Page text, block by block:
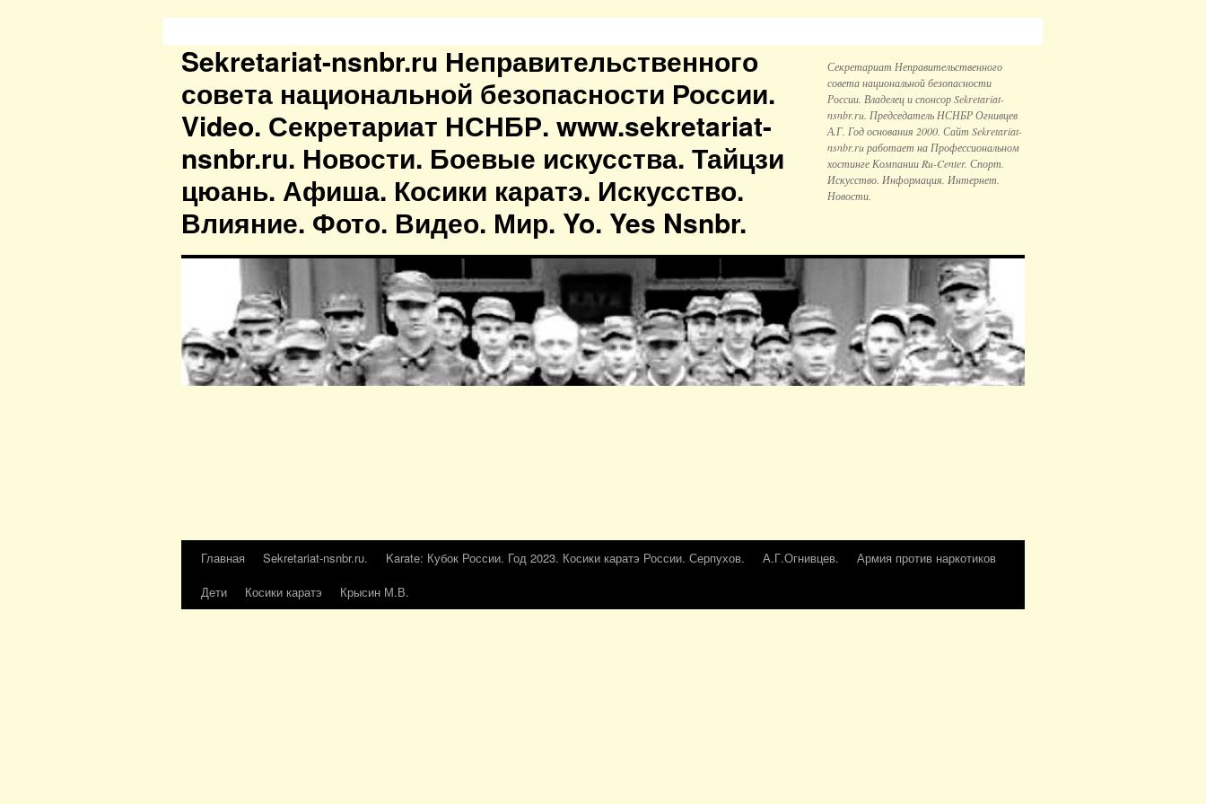
Sekretariat-nsnbr.ru Неправительственного
совета национальной безопасности России.
Video. Секретариат НСНБР. www.sekretariat-
nsnbr.ru. Новости. Боевые искусства. Тайцзи
цюань. Афиша. Косики каратэ. Искусство.
Влияние. Фото. Видео. Мир. Yo. Yes Nsnbr.
Секретариат Неправительственного
совета национальной безопаcности
России. Владелец и спонсор Sekretariat-
nsnbr.ru. Председатель НСНБР Огнивцев
А.Г. Год основания 2000. Сайт Sekretariat-
nsnbr.ru работает на Профессиональном
хостинге Компании Ru-Center. Спорт.
Искусство. Информация. Интернет.
Новости.
Главная Sekretariat-nsnbr.ru. Karate: Кубок России. Год 2023. Косики каратэ России. Серпухов. А.Г.Огнивцев.
Армия против наркотиков
Дети
Косики каратэ Крысин М.В.